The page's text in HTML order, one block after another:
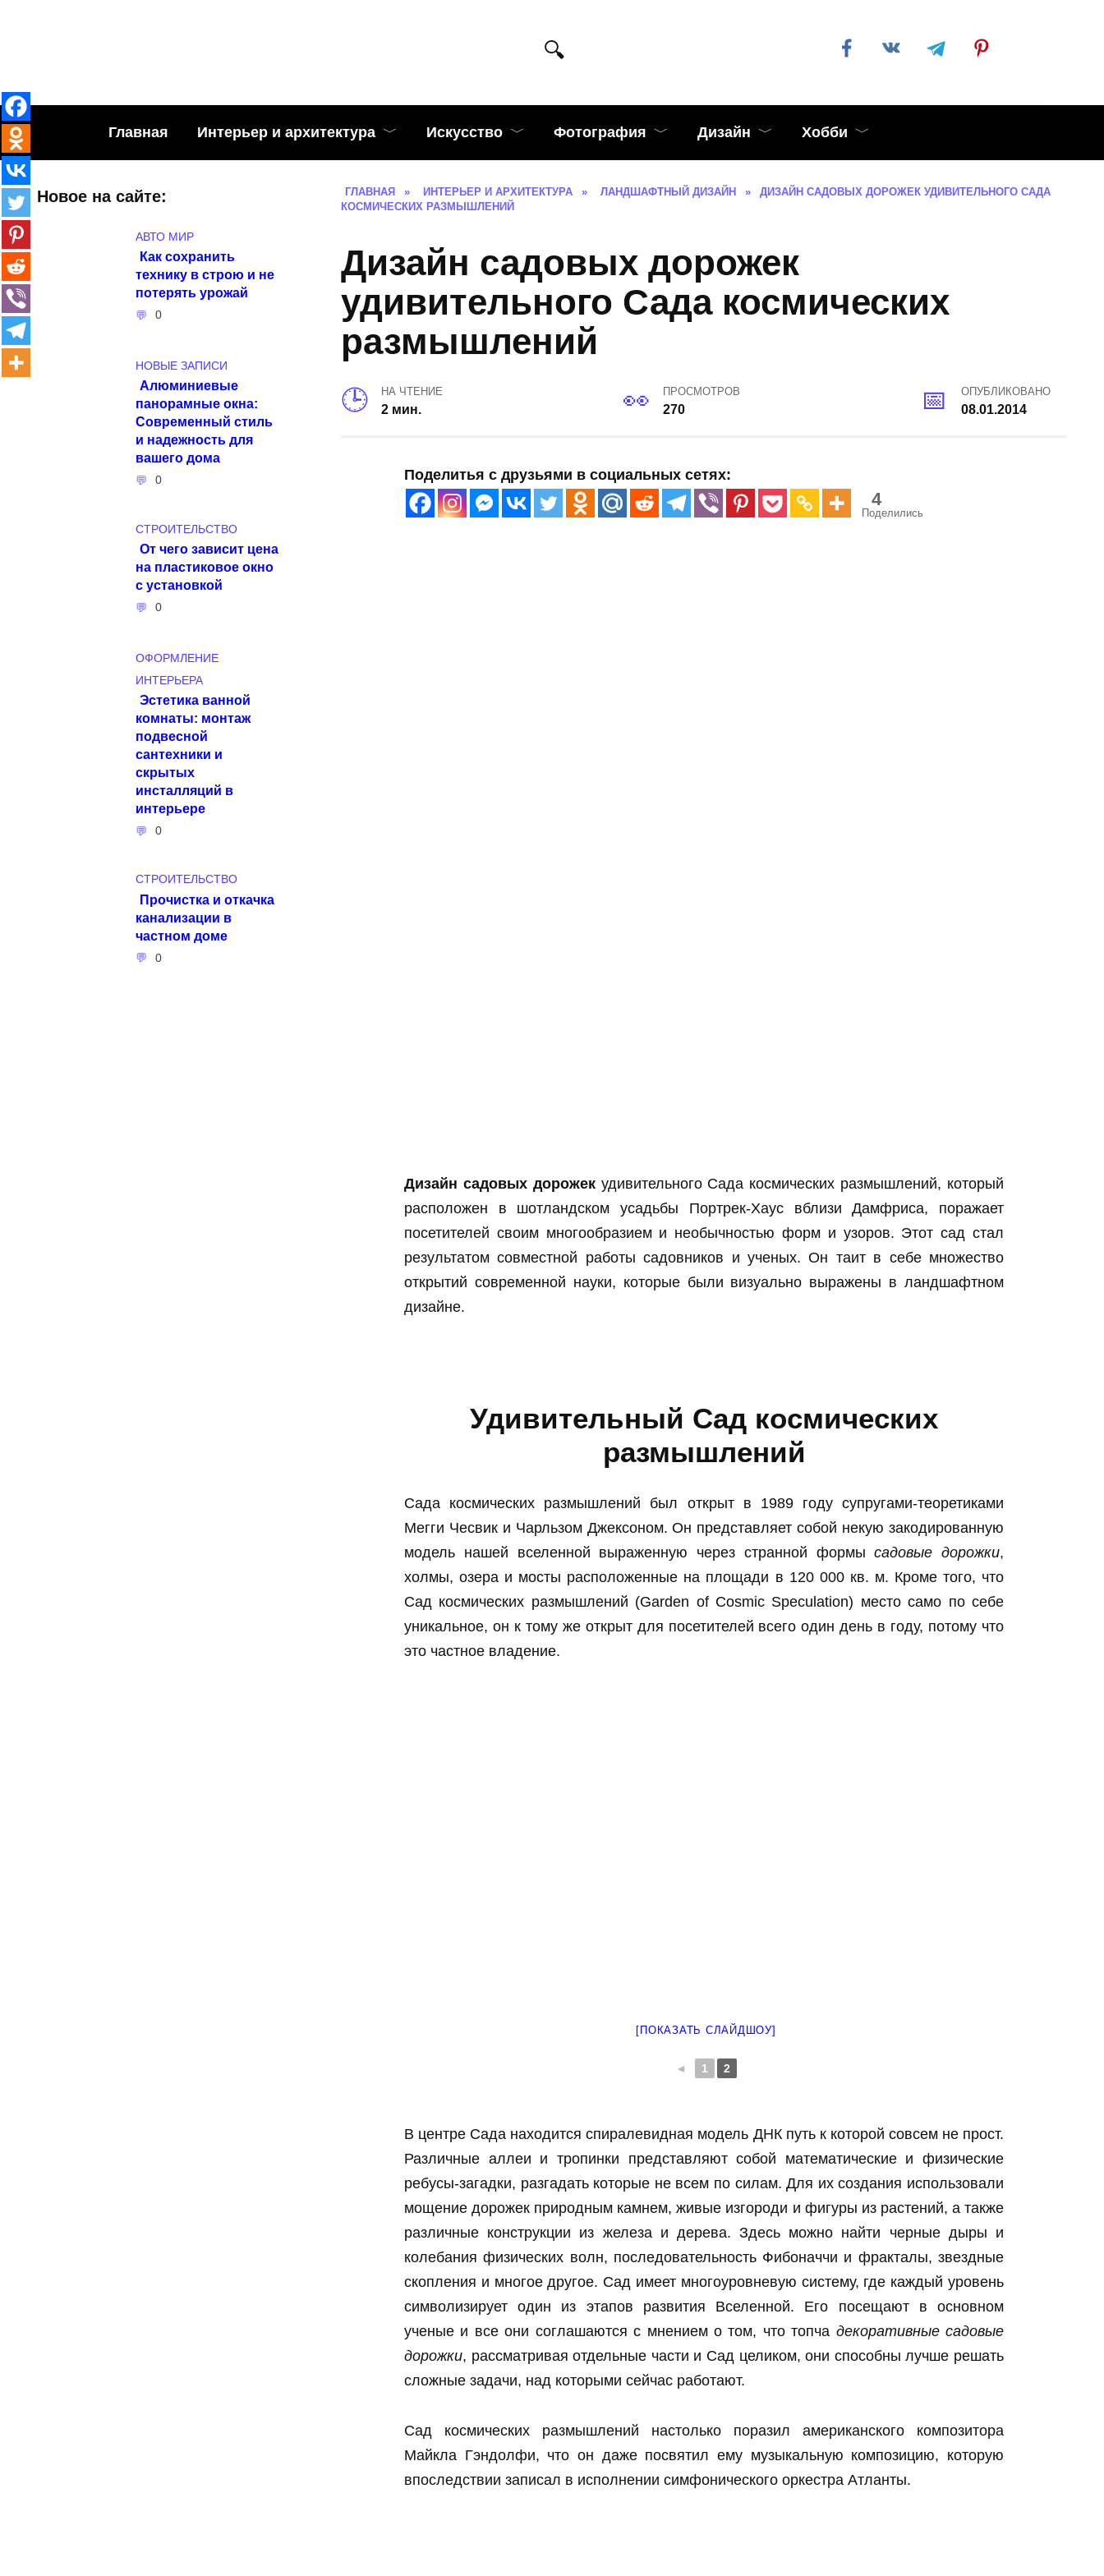
Главная Интерьер и архитектура Искусство Фотография Дизайн Хобби
ГЛАВНАЯ » ИНТЕРЬЕР И АРХИТЕКТУРА » ЛАНДШАФТНЫЙ ДИЗАЙН »
ДИЗАЙН САДОВЫХ ДОРОЖЕК УДИВИТЕЛЬНОГО САДА
КОСМИЧЕСКИХ РАЗМЫШЛЕНИЙ
Дизайн садовых дорожек
удивительного Сада космических
размышлений
НА ЧТЕНИЕ
2 мин.
ПРОСМОТРОВ
270
ОПУБЛИКОВАНО
08.01.2014
Поделитья с друзьями в социальных сетях:
4
Поделились
Дизайн садовых дорожекудивительного Сада космических размышлений, который
расположен в шотландском усадьбы Портрек-Хаус вблизи Дамфриса, поражает
посетителей своим многообразием и необычностью форм и узоров. Этот сад стал
результатом совместной работы садовников и ученых. Он таит в себе множество
открытий современной науки, которые были визуально выражены в ландшафтном
дизайне.
Удивительный Сад космических
размышлений
Сада космических размышлений был открыт в 1989 году супругами-теоретиками
Мегги Чесвик и Чарльзом Джексоном. Он представляет собой некую закодированную
модель нашей вселенной выраженную через странной формысадовые дорожки,
холмы, озера и мосты расположенные на площади в 120 000 кв. м. Кроме того, что
Сад космических размышлений (Garden of Cosmic Speculation) место само по себе
уникальное, он к тому же открыт для посетителей всего один день в году, потому что
это частное владение.
[ПОКАЗАТЬ СЛАЙДШОУ]
◄ 1 2
В центре Сада находится спиралевидная модель ДНК путь к которой совсем не прост.
Различные аллеи и тропинки представляют собой математические и физические
ребусы-загадки, разгадать которые не всем по силам. Для их создания использовали
мощение дорожек природным камнем, живые изгороди и фигуры из растений, а также
различные конструкции из железа и дерева. Здесь можно найти черные дыры и
колебания физических волн, последовательность Фибоначчи и фракталы, звездные
скопления и многое другое. Сад имеет многоуровневую систему, где каждый уровень
символизирует один из этапов развития Вселенной. Его посещают в основном
ученые и все они соглашаются с мнением о том, что топча декоративные садовые
дорожки, рассматривая отдельные части и Сад целиком, они способны лучше решать
сложные задачи, над которыми сейчас работают.
Сад космических размышлений настолько поразил американского композитора
Майкла Гэндолфи, что он даже посвятил ему музыкальную композицию, которую
впоследствии записал в исполнении симфонического оркестра Атланты.
Новое на сайте:
АВТО МИР
Как сохранить
технику в строю и не
потерять урожай
0
НОВЫЕ ЗАПИСИ
Алюминиевые
панорамные окна:
Современный стиль
и надежность для
вашего дома
0
СТРОИТЕЛЬСТВО
От чего зависит цена
на пластиковое окно
с установкой
0
ОФОРМЛЕНИЕ
ИНТЕРЬЕРА
Эстетика ванной
комнаты: монтаж
подвесной
сантехники и
скрытых
инсталляций в
интерьере
0
СТРОИТЕЛЬСТВО
Прочистка и откачка
канализации в
частном доме
0